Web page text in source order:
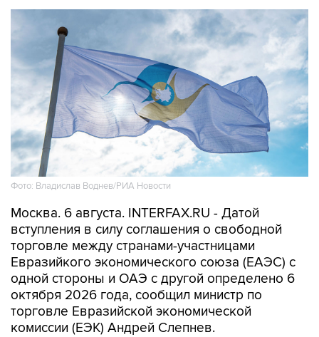
Фото: Владислав Воднев/РИА Новости
Москва. 6 августа. INTERFAX.RU - Датой
вступления в силу соглашения о свободной
торговле между странами-участницами
Евразийкого экономического союза (ЕАЭС) с
одной стороны и ОАЭ с другой определено 6
октября 2026 года, сообщил министр по
торговле Евразийской экономической
комиссии (ЕЭК) Андрей Слепнев.